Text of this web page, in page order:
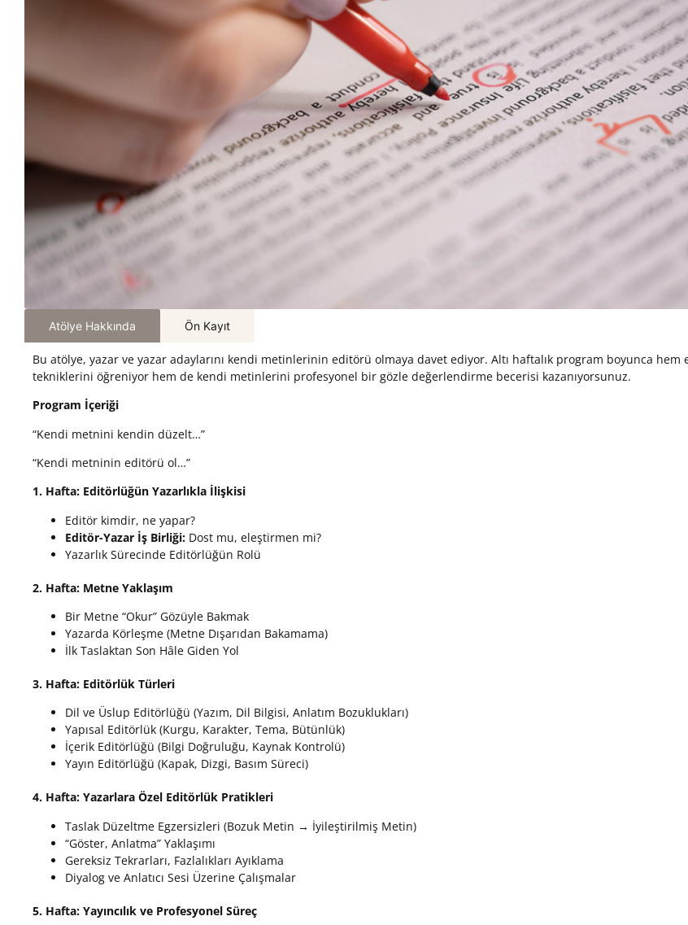
Atölye Hakkında Ön Kayıt
Bu atölye, yazar ve yazar adaylarını kendi metinlerinin editörü olmaya davet ediyor. Altı haftalık program boyunca hem
tekniklerini öğreniyor hem de kendi metinlerini profesyonel bir gözle değerlendirme becerisi kazanıyorsunuz.
Program İçeriği
“Kendi metnini kendin düzelt…”
“Kendi metninin editörü ol…”
1. Hafta: Editörlüğün Yazarlıkla İlişkisi
Editör kimdir, ne yapar?
Editör-Yazar İş Birliği: Dost mu, eleştirmen mi?
Yazarlık Sürecinde Editörlüğün Rolü
2. Hafta: Metne Yaklaşım
Bir Metne “Okur” Gözüyle Bakmak
Yazarda Körleşme (Metne Dışarıdan Bakamama)
İlk Taslaktan Son Hâle Giden Yol
3. Hafta: Editörlük Türleri
Dil ve Üslup Editörlüğü (Yazım, Dil Bilgisi, Anlatım Bozuklukları)
Yapısal Editörlük (Kurgu, Karakter, Tema, Bütünlük)
İçerik Editörlüğü (Bilgi Doğruluğu, Kaynak Kontrolü)
Yayın Editörlüğü (Kapak, Dizgi, Basım Süreci)
4. Hafta: Yazarlara Özel Editörlük Pratikleri
Taslak Düzeltme Egzersizleri (Bozuk Metin → İyileştirilmiş Metin)
“Göster, Anlatma” Yaklaşımı
Gereksiz Tekrarları, Fazlalıkları Ayıklama
Diyalog ve Anlatıcı Sesi Üzerine Çalışmalar
5. Hafta: Yayıncılık ve Profesyonel Süreç